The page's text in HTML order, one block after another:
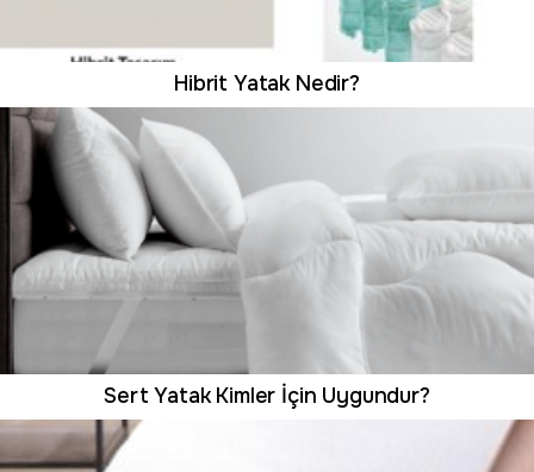
Hibrit Yatak Nedir?
Sert Yatak Kimler İçin Uygundur?